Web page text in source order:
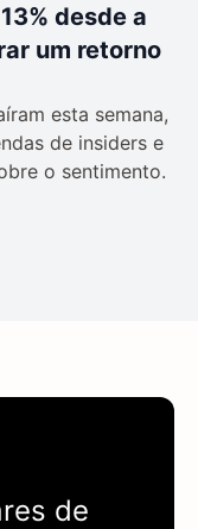
desde a
um retorno
esta semana,
de insiders e
o sentimento.
de